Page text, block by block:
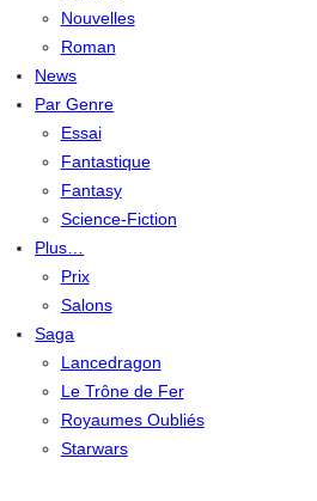
Nouvelles
Roman
News
Par Genre
Essai
Fantastique
Fantasy
Science-Fiction
Plus…
Prix
Salons
Saga
Lancedragon
Le Trône de Fer
Royaumes Oubliés
Starwars